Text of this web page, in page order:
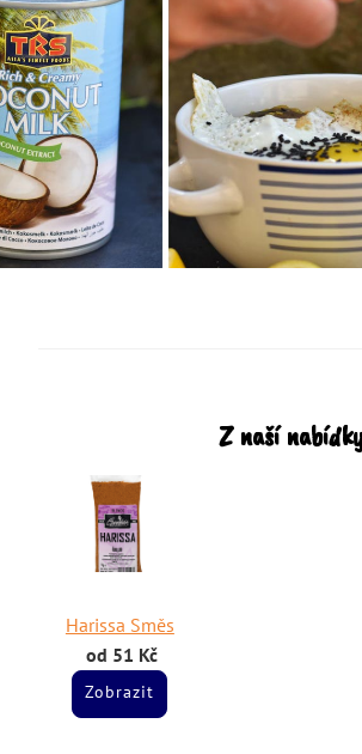
Z naší
Harissa Směs
od 51 Kč
Zobrazit